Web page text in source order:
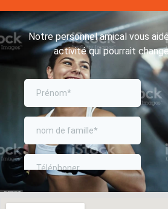
Notre personnel amical vous
activité qui pourrait